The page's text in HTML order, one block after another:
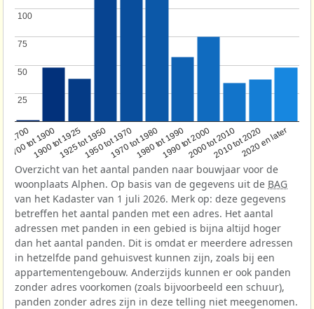
1700
1700 tot 1900
1900 tot 19251925 tot 19501950 tot 19701970 tot 19801980 tot 19901990 tot 20002000 tot 20102010 tot 20202020 en later
25
25
50
50
75
75
100
100
Overzicht van het aantal panden naar bouwjaar voor de
woonplaats Alphen. Op basis van de gegevens uit de BAG
van het Kadaster van 1 juli 2026. Merk op: deze gegevens
betreffen het aantal panden met een adres. Het aantal
adressen met panden in een gebied is bijna altijd hoger
dan het aantal panden. Dit is omdat er meerdere adressen
in hetzelfde pand gehuisvest kunnen zijn, zoals bij een
appartementengebouw. Anderzijds kunnen er ook panden
zonder adres voorkomen (zoals bijvoorbeeld een schuur),
panden zonder adres zijn in deze telling niet meegenomen.